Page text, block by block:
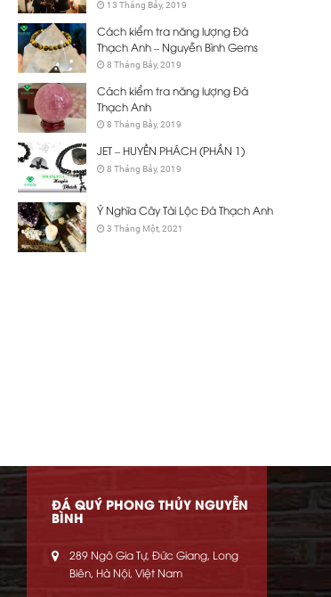
13 Tháng Bảy, 2019
Cách kiểm tra năng lượng Đá
Thạch Anh – Nguyễn Bình Gems
8 Tháng Bảy, 2019
Cách kiểm tra năng lượng Đá
Thạch Anh
8 Tháng Bảy, 2019
JET – HUYỀN PHÁCH (PHẦN 1)
8 Tháng Bảy, 2019
Ý Nghĩa Cây Tài Lộc Đá Thạch Anh
3 Tháng Một, 2021
ĐÁ QUÝ PHONG THỦY NGUYỄN
BÌNH
289 Ngô Gia Tự, Đức Giang, Long
Biên, Hà Nội, Việt Nam